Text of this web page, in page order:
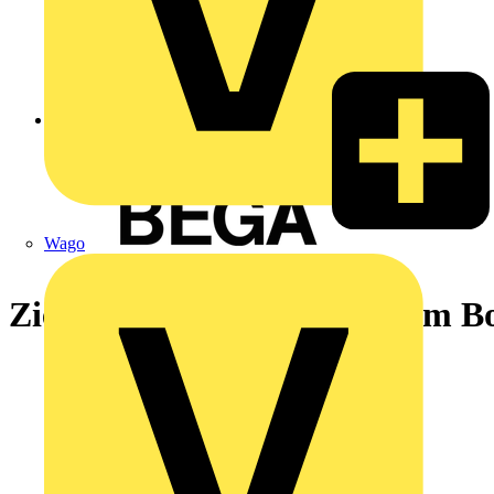
Wago
Zielgerichtetes Licht aus dem